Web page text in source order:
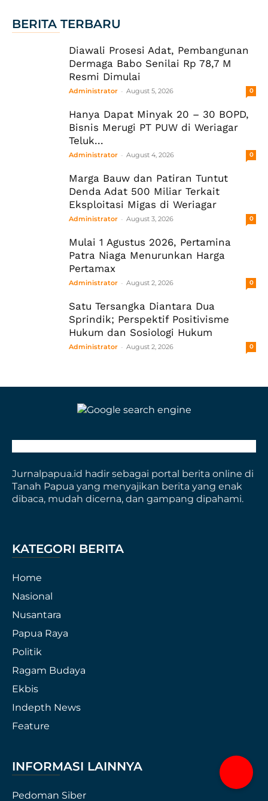
BERITA TERBARU
Diawali Prosesi Adat, Pembangunan
Dermaga Babo Senilai Rp 78,7 M
Resmi Dimulai
Administrator - August 5, 2026 0
Hanya Dapat Minyak 20 – 30 BOPD,
Bisnis Merugi PT PUW di Weriagar
Teluk...
Administrator - August 4, 2026 0
Marga Bauw dan Patiran Tuntut
Denda Adat 500 Miliar Terkait
Eksploitasi Migas di Weriagar
Administrator - August 3, 2026 0
Mulai 1 Agustus 2026, Pertamina
Patra Niaga Menurunkan Harga
Pertamax
Administrator - August 2, 2026 0
Satu Tersangka Diantara Dua
Sprindik; Perspektif Positivisme
Hukum dan Sosiologi Hukum
Administrator - August 2, 2026 0
Jurnalpapua.id hadir sebagai portal berita online di
Tanah Papua yang menyajikan berita yang enak
dibaca, mudah dicerna, dan gampang dipahami.
KATEGORI BERITA
Home
Nasional
Nusantara
Papua Raya
Politik
Ragam Budaya
Ekbis
Indepth News
Feature
INFORMASI LAINNYA
Pedoman Siber